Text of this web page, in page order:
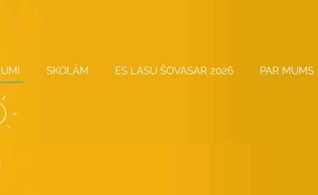
SKOLĀM ES LASU ŠOVASAR 2026 PAR MUMS